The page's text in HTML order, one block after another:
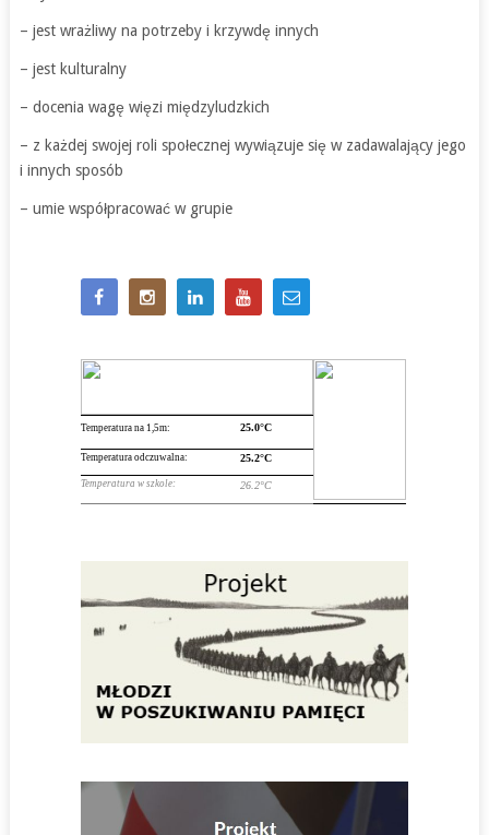
– jest wrażliwy na potrzeby i krzywdę innych
– jest kulturalny
– docenia wagę więzi międzyludzkich
– z każdej swojej roli społecznej wywiązuje się w zadawalający jego
i innych sposób
– umie współpracować w grupie